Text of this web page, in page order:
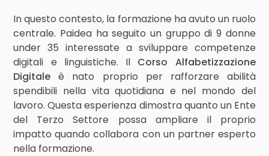
In questo contesto, la formazione ha avuto un ruolo
centrale. Paidea ha seguito un gruppo di 9 donne
under 35 interessate a sviluppare competenze
digitali e linguistiche. Il Corso Alfabetizzazione
Digitale è nato proprio per rafforzare abilità
spendibili nella vita quotidiana e nel mondo del
lavoro. Questa esperienza dimostra quanto un Ente
del Terzo Settore possa ampliare il proprio
impatto quando collabora con un partner esperto
nella formazione.